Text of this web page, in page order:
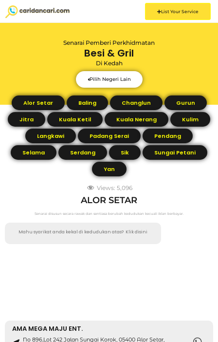
List Your Service
Senarai Pemberi Perkhidmatan
Besi & Gril
Di Kedah
Pilih Negeri Lain
Alor Setar Baling Changlun Gurun
Jitra Kuala Ketil Kuala Nerang Kulim
Langkawi Padang Serai Pendang
Selama Serdang Sik Sungai Petani
Yan
Views: 5,096
ALOR SETAR
Senarai disusun secara rawak dan sentiasa berubah kedudukan kecuali iklan berbayar.
Mahu syarikat anda kekal di kedudukan atas? Klik disini
AMA MEGA MAJU ENT.
No 896,Lot 242 Jalan Sungai Korok, 05400 Alor Setar,